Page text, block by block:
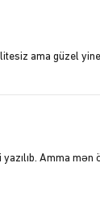
ama güzel
Amma mən